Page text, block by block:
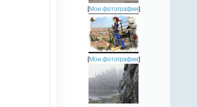
[Мои фотографии]
[Мои фотографии]